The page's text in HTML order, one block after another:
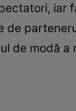
iar
de modă a